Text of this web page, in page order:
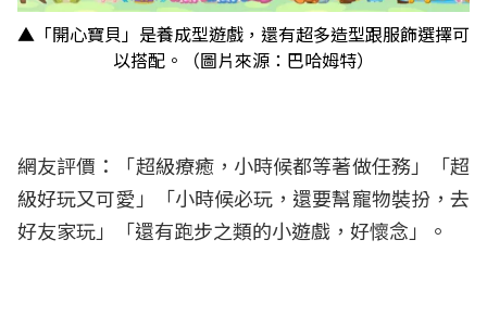
▲「開心寶貝」是養成型遊戲，還有超多造型跟服飾選擇可
以搭配。（圖片來源：巴哈姆特）
網友評價：「超級療癒，小時候都等著做任務」「超
級好玩又可愛」「小時候必玩，還要幫寵物裝扮，去
好友家玩」「還有跑步之類的小遊戲，好懷念」。